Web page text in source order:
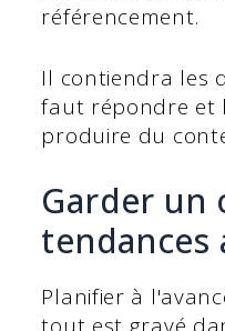
référencement.
Il contiendra les
faut répondre et
produire du
Garder
tendances
Planifier à